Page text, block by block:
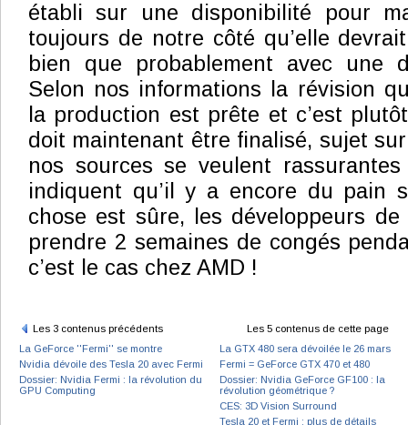
établi sur une disponibilité pour
toujours de notre côté qu’elle
bien que probablement avec une
Selon nos informations la révision
la production est prête et c’est
doit maintenant être finalisé, sujet
nos sources se veulent
indiquent qu’il y a encore du pain
chose est sûre, les développeurs
prendre 2 semaines de congés
c’est le cas chez AMD !
Les 3 contenus précédents
La GeForce ''Fermi'' se montre
Nvidia dévoile des Tesla 20 avec Fermi
Dossier: Nvidia Fermi : la révolution du
GPU Computing
Les 5 contenus de cette page
La GTX 480 sera dévoilée le 26 mars
Fermi = GeForce GTX 470 et 480
Dossier: Nvidia GeForce GF100 : la
révolution géométrique ?
CES: 3D Vision Surround
Tesla 20 et Fermi : plus de détails